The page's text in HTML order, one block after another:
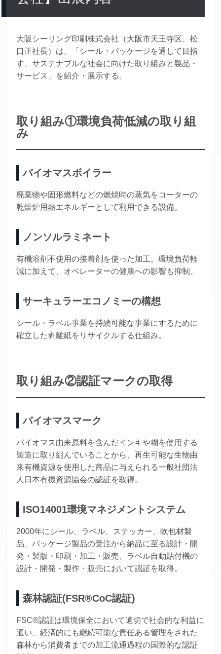
大阪シーリング印刷株式会社（大阪市天王寺区、松
口正社長）は、「シール・パッケージを通して目指
す、サステナブルな社会に向けた取り組みと製品・
サービス」を紹介・展示する。
取り組み①環境負荷低減の取り組
み
バイオマスボイラー
廃棄物や固形燃料などの燃焼時の蒸気をコーターの
乾燥炉用熱エネルギーとして利用できる設備。
ノンソルラミネート
有機溶剤不使用の接着剤を使った加工。環境負荷軽
減に加えて、オペレーターの健康への影響も抑制。
サーキュラーエコノミーの構想
シール・ラベル事業を持続可能な事業にするために
確立した剥離紙をリサイクルする仕組み。
取り組み②認証マークの取得
バイオマスマーク
バイオマス由来原料を含んだインキや糊を使用する
製造に取り組んでいることから、再生可能な生物由
来有機資源を使用した商品に与えられる一般社団法
人日本有機資源協会の認証を取得。
ISO14001環境マネジメントシステム
2000年にシール、ラベル、ステッカー、軟包材製
品、パッケージ製品の受注から納品に至る設計・開
発・製版・印刷・加工・販売、ラベル自動貼付機の
設計・開発・製作・販売において認証を取得。
森林認証(FSR®CoC認証)
FSC®認証は環境保全において適切で社会的な利益に
適い、経済的にも継続可能な責任ある管理をされた
森林から消費者までの加工流通過程の国際的な認証